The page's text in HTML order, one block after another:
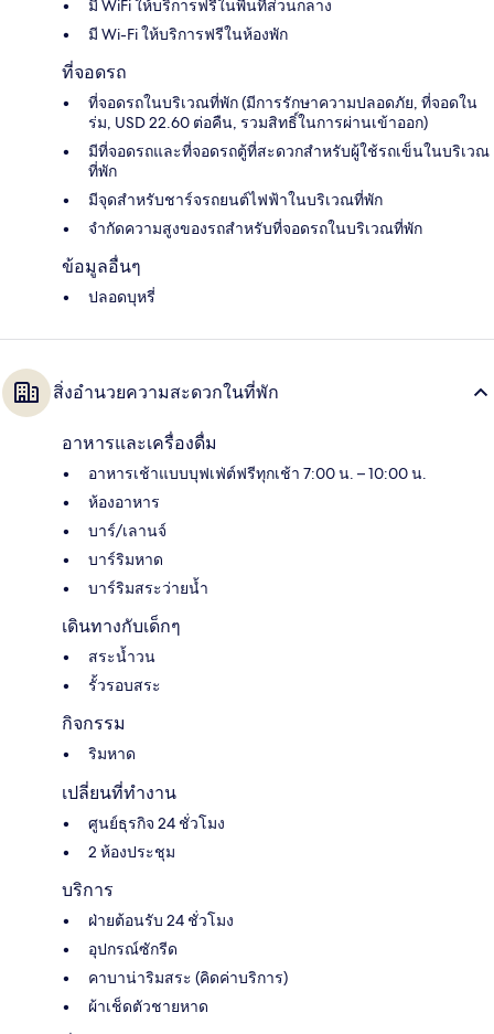
มี WiFi ให้บริการฟรีในพื้นที่ส่วนกลาง
มี Wi-Fi ให้บริการฟรีในห้องพัก
ที่จอดรถ
ที่จอดรถในบริเวณที่พัก (มีการรักษาความปลอดภัย, ที่จอดใน
ร่ม, USD 22.60 ต่อคืน, รวมสิทธิ์ในการผ่านเข้าออก)
มีที่จอดรถและที่จอดรถตู้ที่สะดวกสำหรับผู้ใช้รถเข็นในบริเวณ
ที่พัก
มีจุดสำหรับชาร์จรถยนต์ไฟฟ้าในบริเวณที่พัก
จำกัดความสูงของรถสำหรับที่จอดรถในบริเวณที่พัก
ข้อมูลอื่นๆ
ปลอดบุหรี่
สิ่งอำนวยความสะดวกในที่พัก
อาหารและเครื่องดื่ม
อาหารเช้าแบบบุฟเฟ่ต์ฟรีทุกเช้า 7:00 น. – 10:00 น.
ห้องอาหาร
บาร์/เลานจ์
บาร์ริมหาด
บาร์ริมสระว่ายน้ำ
เดินทางกับเด็กๆ
สระน้ำวน
รั้วรอบสระ
กิจกรรม
ริมหาด
เปลี่ยนที่ทำงาน
ศูนย์ธุรกิจ 24 ชั่วโมง
2 ห้องประชุม
บริการ
ฝ่ายต้อนรับ 24 ชั่วโมง
อุปกรณ์ซักรีด
คาบาน่าริมสระ (คิดค่าบริการ)
ผ้าเช็ดตัวชายหาด